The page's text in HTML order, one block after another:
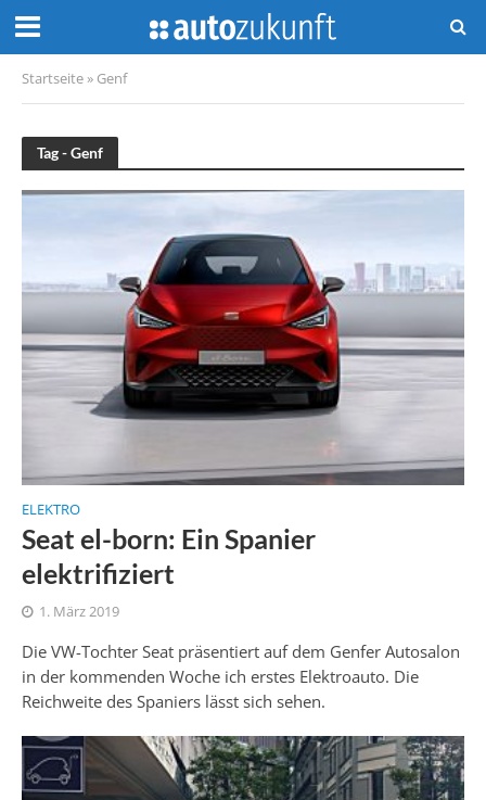
Startseite » Genf
Tag - Genf
ELEKTRO
Seat el-born: Ein Spanier
elektrifiziert
1. März 2019
Die VW-Tochter Seat präsentiert auf dem Genfer Autosalon
in der kommenden Woche ich erstes Elektroauto. Die
Reichweite des Spaniers lässt sich sehen.